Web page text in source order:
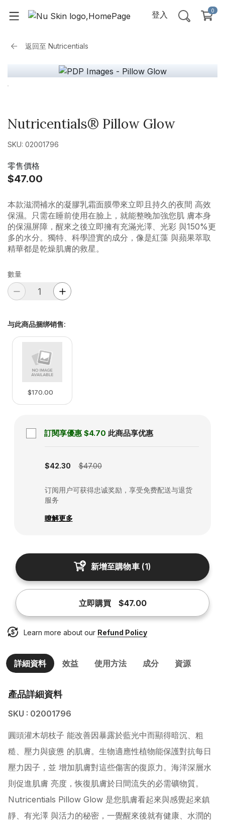
登入 0
返回至 Nutricentials
Nutricentials® Pillow Glow
SKU: 02001796
零售價格
$47.00
本款滋潤補水的凝膠乳霜面膜帶來立即且持久的夜間 高效
保濕。只需在睡前使用在臉上，就能整晚加強您肌 膚本身
的保濕屏障，醒來之後立即擁有充滿光澤、光彩 與150%更
多的水分。獨特、科學證實的成分，像是紅藻 與蘋果萃取
精華都是乾燥肌膚的救星。
數量
与此商品捆绑销售:
$170.00
訂閱享優惠 $4.70 此商品享优惠
$42.30 $47.00
订阅用户可获得忠诚奖励，享受免费配送与退货
服务
瞭解更多
新增至購物車(1)
立即購買 $47.00
Learn more about our Refund Policy
詳細資料 效益 使用方法 成分 資源
產品詳細資料
SKU : 02001796
圓頭灌木胡枝子 能改善因暴露於藍光中而顯得暗沉、粗
糙、壓力與疲憊 的肌膚。生物適應性植物能保護對抗每日
壓力因子，並 增加肌膚對這些傷害的復原力。海洋深層水
則促進肌膚 亮度，恢復肌膚於日間流失的必需礦物質。
Nutricentials Pillow Glow 是您肌膚看起來與感覺起來鎮
靜、有光澤 與活力的秘密，一覺醒來後就有健康、水潤的